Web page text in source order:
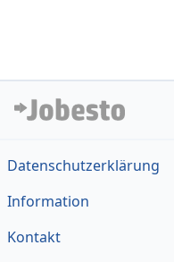
Datenschutzerklärung
Information
Kontakt